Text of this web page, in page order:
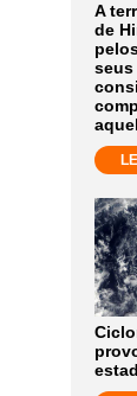
A
de